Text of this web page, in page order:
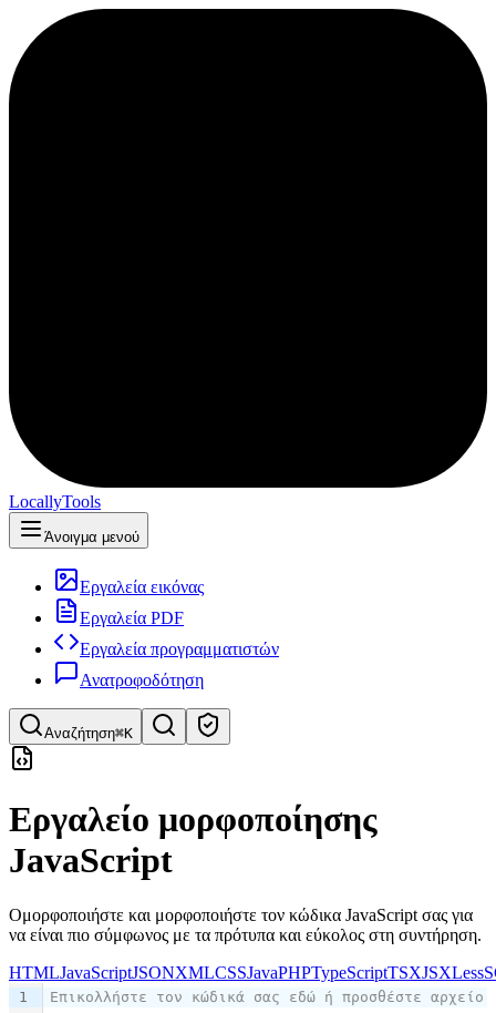
LocallyTools
Άνοιγμα μενού
Εργαλεία εικόνας
Εργαλεία PDF
Εργαλεία προγραμματιστών
Ανατροφοδότηση
Αναζήτηση⌘K
Αναζήτηση εργαλείων
Γρήγορη αναζήτηση εργαλείων
Εργαλείο μορφοποίησης
JavaScript
Ομορφοποιήστε και μορφοποιήστε τον κώδικα JavaScript σας για
να είναι πιο σύμφωνος με τα πρότυπα και εύκολος στη συντήρηση.
HTMLJavaScriptJSONXMLCSSJavaPHPTypeScriptTSXJSXLess
1 Επικολλήστε τον κώδικά σας εδώ ή προσθέστε αρχείο